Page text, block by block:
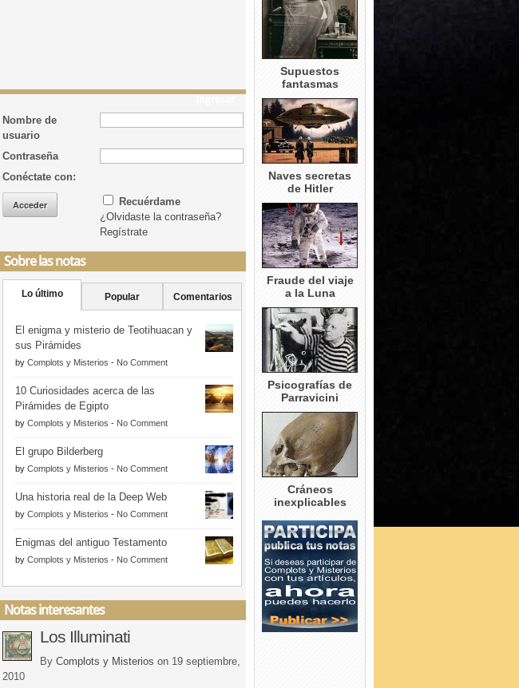
Nombre de
usuario
Contraseña
Conéctate con:
Recuérdame
¿Olvidaste la contraseña?
Regístrate
Sobre las notas
Lo último Popular Comentarios
El enigma y misterio de Teotihuacan y
sus Pirámides
by Complots y Misterios - No Comment
10 Curiosidades acerca de las
Pirámides de Egipto
by Complots y Misterios - No Comment
El grupo Bilderberg
by Complots y Misterios - No Comment
Una historia real de la Deep Web
by Complots y Misterios - No Comment
Enigmas del antiguo Testamento
by Complots y Misterios - No Comment
Notas interesantes
Los Illuminati
By Complots y Misterios on 19 septiembre,
2010
Supuestos
fantasmas
Naves secretas
de Hitler
Fraude del viaje
a la Luna
Psicografías de
Parravicini
Cráneos
inexplicables